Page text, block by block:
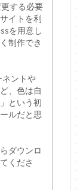
する必要
イトを利
を用意し
制作でき
ネントや
、色は自
という初
ルだと思
ダウンロ
くださ